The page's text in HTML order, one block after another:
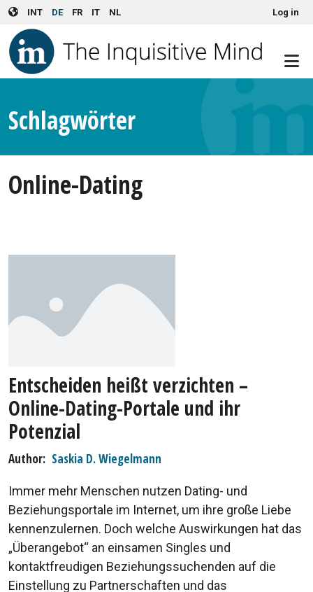
Skip to main content
INT DE FR IT NL User account menuLog in
Schlagwörter
Online-Dating
Entscheiden heißt verzichten –
Online-Dating-Portale und ihr
Potenzial
Author Saskia D. Wiegelmann
Immer mehr Menschen nutzen Dating- und
Beziehungsportale im Internet, um ihre große Liebe
kennenzulernen. Doch welche Auswirkungen hat das
„Überangebot“ an einsamen Singles und
kontaktfreudigen Beziehungssuchenden auf die
Einstellung zu Partnerschaften und das